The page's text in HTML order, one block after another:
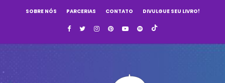
SOBRE NÓS PARCERIAS CONTATO DIVULGUE SEU LIVRO!